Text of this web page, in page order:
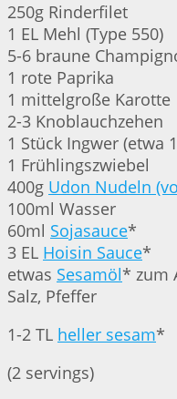
250g Rinderfilet
1 EL Mehl (Type 550)
5-6 braune
1 rote Paprika
1 mittelgroße Karotte
2-3 Knoblauchzehen
1 Stück Ingwer (etwa
1 Frühlingszwiebel
400g Udon Nudeln
100ml Wasser
60ml Sojasauce*
3 EL Hoisin Sauce*
etwas Sesamöl* zum
Salz, Pfeffer
1-2 TL heller sesam*
(2 servings)